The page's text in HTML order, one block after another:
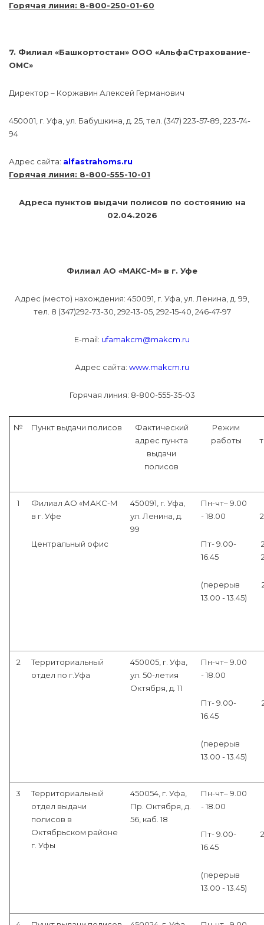
Горячая линия: 8-800-250-01-60
7. Филиал «Башкортостан» ООО «АльфаСтрахование-
ОМС»
Директор – Коржавин Алексей Германович
450001, г. Уфа, ул. Бабушкина, д. 25, тел. (347) 223-57-89, 223-74-
94
Адрес сайта: alfastrahoms.ru
Горячая линия: 8-800-555-10-01
Адреса пунктов выдачи полисов по состоянию на
02.04.2026
Филиал АО «МАКС-М» в г. Уфе
Адрес (место) нахождения: 450091, г. Уфа, ул. Ленина, д. 99,
тел. 8 (347)292-73-30, 292-13-05, 292-15-40, 246-47-97
Е-mail: ufamakcm@makcm.ru
Адрес сайта: www.makcm.ru
Горячая линия: 8-800-555-35-03
№ Пункт выдачи полисов
Фактический
адрес пункта
выдачи
полисов
Режим
работы
1
Филиал АО «МАКС-М
в г. Уфе
Центральный офис
450091, г. Уфа,
ул. Ленина, д.
99
Пн-чт– 9.00
- 18.00
Пт- 9.00-
16.45
(перерыв
13.00 - 13.45)
2
Территориальный
отдел по г.Уфа
450005, г. Уфа,
ул. 50-летия
Октября, д. 11
Пн-чт– 9.00
- 18.00
Пт- 9.00-
16.45
(перерыв
13.00 - 13.45)
3
Территориальный
отдел выдачи
полисов в
Октябрьском районе
г. Уфы
450054, г. Уфа,
Пр. Октября, д.
56, каб. 18
Пн-чт– 9.00
- 18.00
Пт- 9.00-
16.45
(перерыв
13.00 - 13.45)